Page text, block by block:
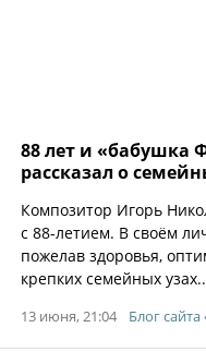
88 лет и «бабушка
рассказал о
Композитор Игорь
с 88-летием. В своём
пожелав здоровья,
крепких семейных
13 июня, 21:04 Блог